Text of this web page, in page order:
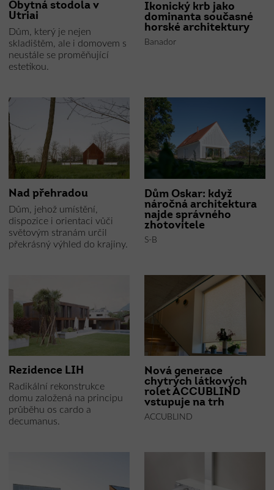
Obytná stodola v
Utriai
Dům, který je nejen
skladištěm, ale i domovem s
neustále se proměňující
estetikou.
Ikonický krb jako
dominanta současné
horské architektury
Banador
Nad přehradou
Dům, jehož umístění,
dispozice i orientaci vůči
světovým stranám určil
překrásný výhled do krajiny.
Dům Oskar: když
náročná architektura
najde správného
zhotovitele
S-B
Rezidence LIH
Radikální rekonstrukce
domu založená na principu
průběhu os cardo a
decumanus.
Nová generace
chytrých látkových
rolet ACCUBLIND
vstupuje na trh
ACCUBLIND